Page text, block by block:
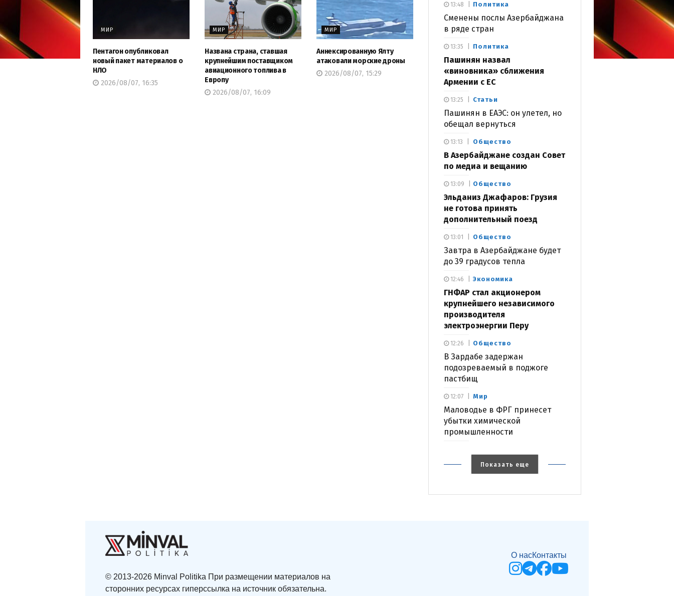
МИР
Пентагон опубликовал
новый пакет материалов о
НЛО
2026/08/07, 16:35
МИР
Названа страна, ставшая
крупнейшим поставщиком
авиационного топлива в
Европу
2026/08/07, 16:09
МИР
Аннексированную Ялту
атаковали морские дроны
2026/08/07, 15:29
Политика
Сменены послы Азербайджана
в ряде стран
13:48
Политика
Пашинян назвал
«виновника» сближения
Армении с ЕС
13:35
Статьи
Пашинян в ЕАЭС: он улетел, но
обещал вернуться
13:25
Общество
В Азербайджане создан Совет
по медиа и вещанию
13:13
Общество
Эльданиз Джафаров: Грузия
не готова принять
дополнительный поезд
13:09
Общество
Завтра в Азербайджане будет
до 39 градусов тепла
13:01
Экономика
ГНФАР стал акционером
крупнейшего независимого
производителя
электроэнергии Перу
12:46
Общество
В Зардабе задержан
подозреваемый в поджоге
пастбищ
12:26
Мир
Маловодье в ФРГ принесет
убытки химической
промышленности
12:07
Показать еще
© 2013-2026 Minval Politika При размещении материалов на
сторонних ресурсах гиперссылка на источник обязательна.
О насКонтакты